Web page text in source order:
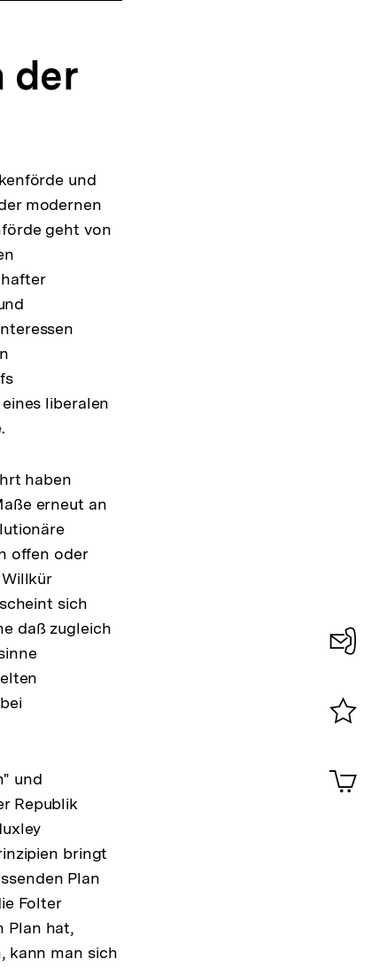
der
und
modernen
geht von
liberalen
haben
erneut an
offen oder
sich
daß zugleich
und
Republik
bringt
Plan
Folter
Plan hat,
kann man sich